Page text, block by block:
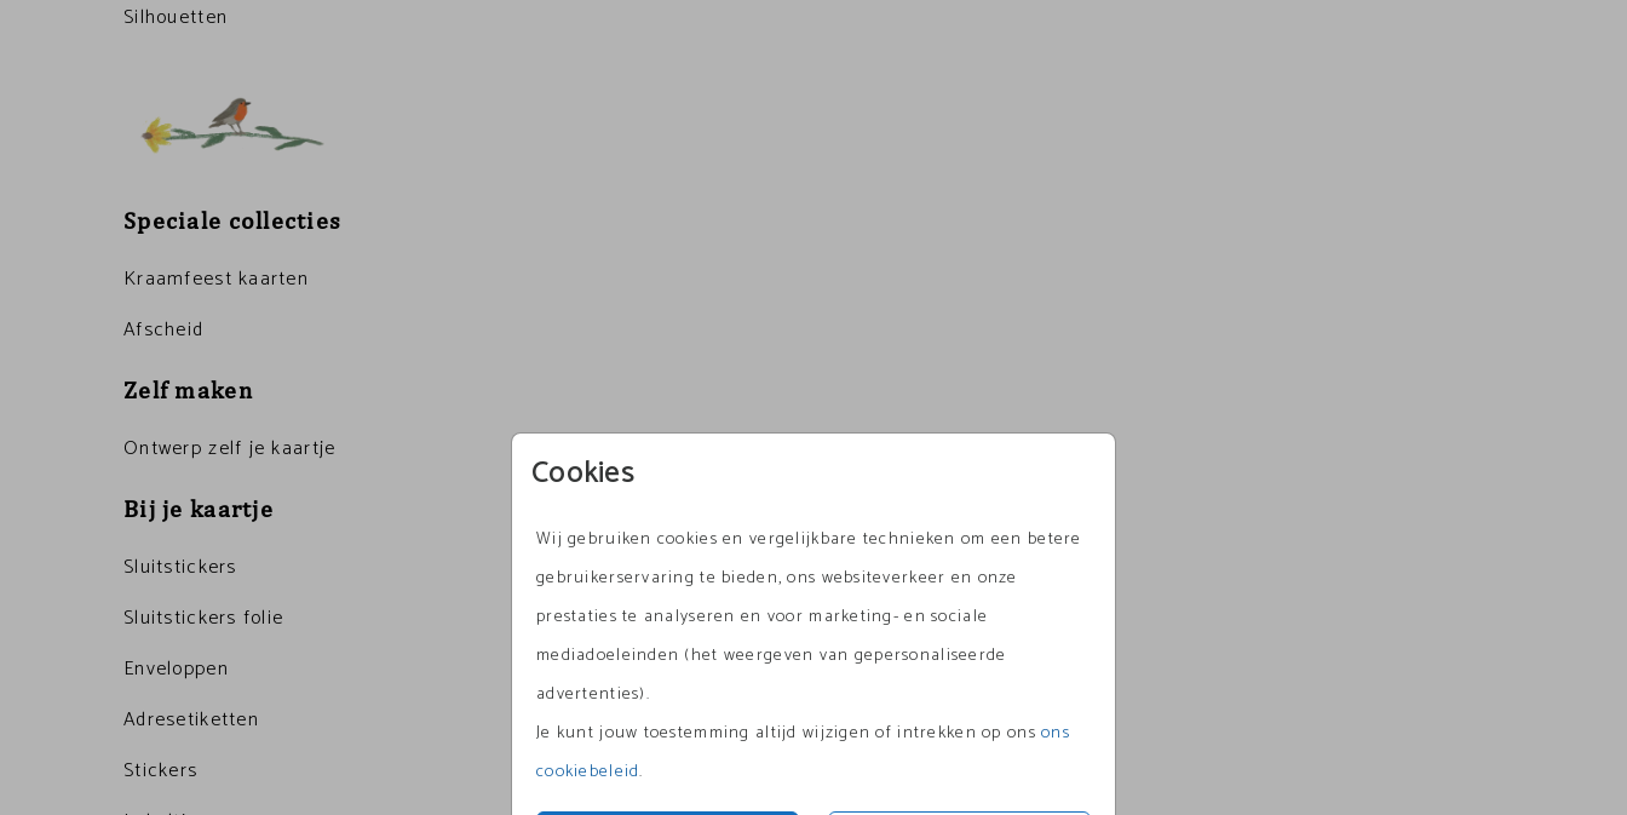
Cookies
Wij gebruiken cookies en vergelijkbare technieken om een betere
gebruikerservaring te bieden, ons websiteverkeer en onze
prestaties te analyseren en voor marketing- en sociale
mediadoeleinden (het weergeven van gepersonaliseerde
advertenties).
Je kunt jouw toestemming altijd wijzigen of intrekken op onsons
cookiebeleid.
Silhouetten
Speciale collecties
Kraamfeest kaarten
Afscheid
Zelf maken
Ontwerp zelf je kaartje
Bij je kaartje
Sluitstickers
Sluitstickers folie
Enveloppen
Adresetiketten
Stickers